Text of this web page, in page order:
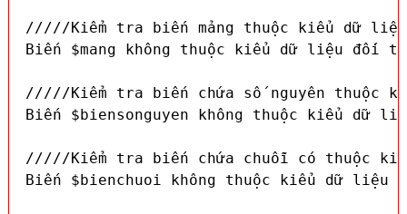
/////Kiểm tra biến mảng thuộc kiểu dữ
Biến $mang không thuộc kiểu dữ liệu đối
/////Kiểm tra biến chứa số nguyên thuộc
Biến $biensonguyen không thuộc kiểu dữ
/////Kiểm tra biến chứa chuỗi có thuộc
Biến $bienchuoi không thuộc kiểu dữ liệu